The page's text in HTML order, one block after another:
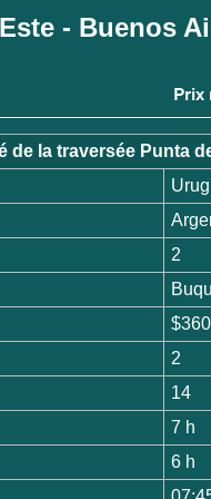
- Buenos
Prix
de la traversée Punta
2
$360
2
14
7 h
6 h